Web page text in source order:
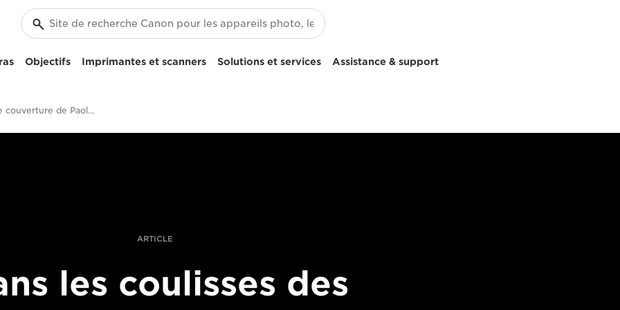
Objectifs Imprimantes et scanners Solutions et services Assistance & support
Photo de couverture de Paolo Verzone
ARTICLE
les coulisses des